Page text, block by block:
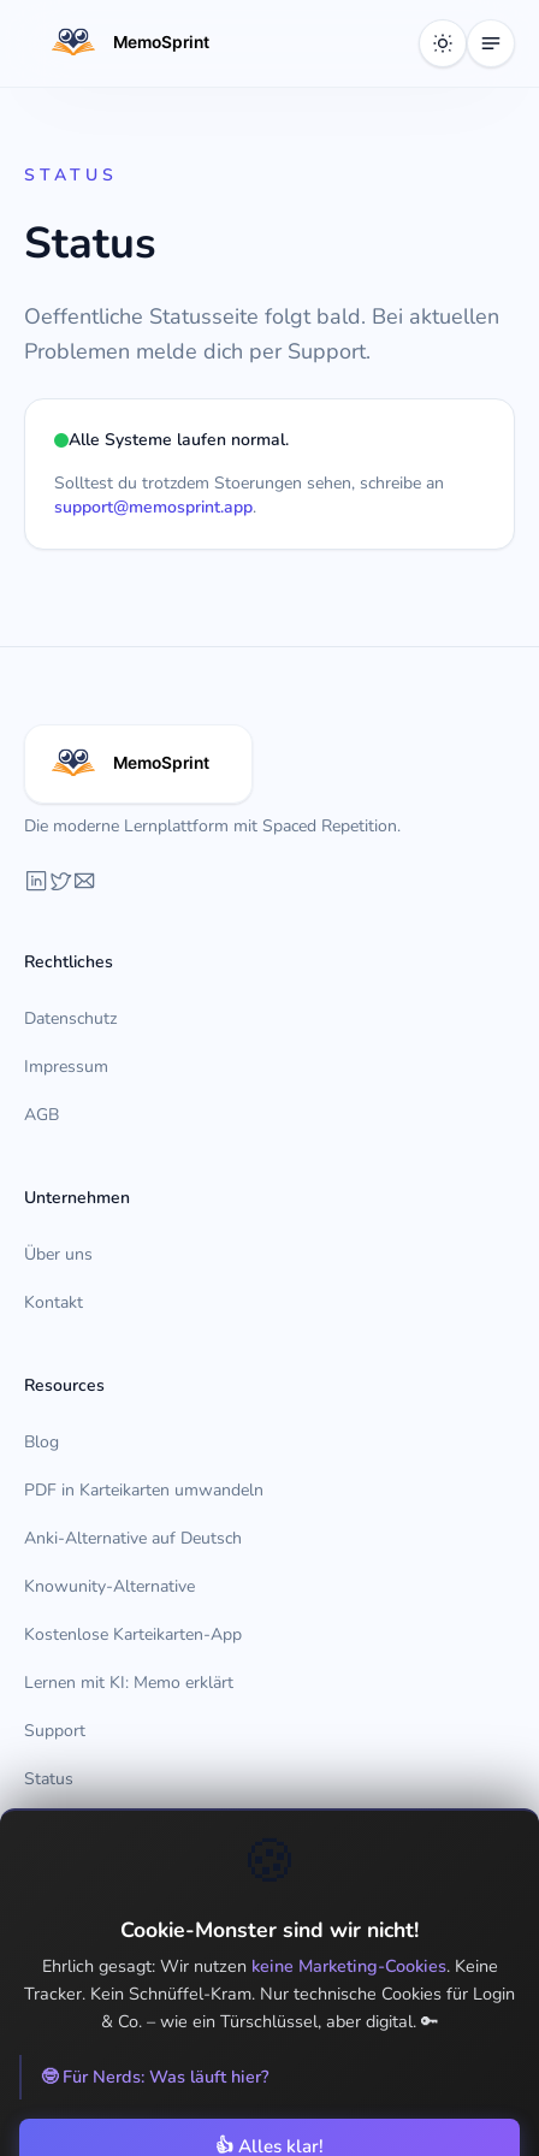
Theme
STATUS
Status
Oeffentliche Statusseite folgt bald. Bei aktuellen
Problemen melde dich per Support.
Alle Systeme laufen normal.
Solltest du trotzdem Stoerungen sehen, schreibe an
support@memosprint.app.
Die moderne Lernplattform mit Spaced Repetition.
Rechtliches
Datenschutz
Impressum
AGB
Unternehmen
Über uns
Kontakt
Resources
Blog
PDF in Karteikarten umwandeln
Anki-Alternative auf Deutsch
Knowunity-Alternative
Kostenlose Karteikarten-App
Lernen mit KI: Memo erklärt
Support
Status
Twitter / X
LinkedIn
© 2026 MemoSprint. Alle Rechte vorbehalten.
Cookie-Monster sind wir nicht!
Ehrlich gesagt: Wir nutzen keine Marketing-Cookies. Keine
Tracker. Kein Schnüffel-Kram. Nur technische Cookies für Login
& Co. – wie ein Türschlüssel, aber digital. 🔑
🤓 Für Nerds: Was läuft hier?
👍 Alles klar!